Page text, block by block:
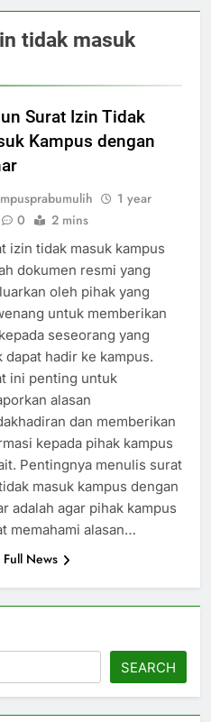
tidak masuk
Surat Izin Tidak
Kampus dengan
1 year
0 2 mins
izin tidak masuk kampus
dokumen resmi yang
oleh pihak yang
untuk memberikan
seseorang yang
dapat hadir ke kampus.
ini penting untuk
alasan
dan memberikan
kepada pihak kampus
Pentingnya menulis surat
masuk kampus dengan
adalah agar pihak kampus
memahami alasan…
Full News
SEARCH